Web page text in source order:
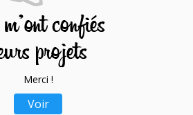
Merci !
Voir